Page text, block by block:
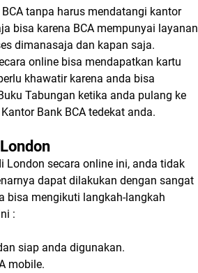
tanpa harus mendatangi kantor
bisa karena BCA mempunyai layanan
dimanasaja dan kapan saja.
online bisa mendapatkan kartu
khawatir karena anda bisa
Tabungan ketika anda pulang ke
Bank BCA tedekat anda.
London secara online ini, anda tidak
dapat dilakukan dengan sangat
bisa mengikuti langkah-langkah
:
siap anda digunakan.
mobile.